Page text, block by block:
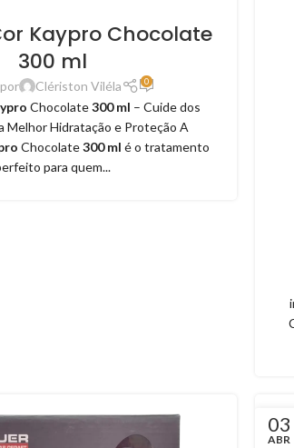
Kaypro Chocolate
300 ml
Clériston Viléla 0
Chocolate300 ml – Cuide dos
Melhor Hidratação e Proteção A
Chocolate300 ml é o tratamento
para quem...
03
ABR